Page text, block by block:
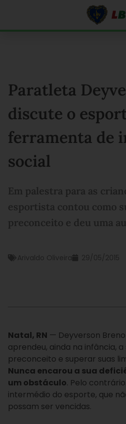
Paratleta
discute o
ferramenta de
social
Em palestra para as
esportista contou como
preconceito e deu uma
Arivaldo Oliveira 29/05/2015
Natal, RN — Deyverson Breno
aprendeu, ainda na infância, a
preconceito e superar suas
Nunca encarou a sua
um obstáculo. Pelo
intermédio do esporte, que
possam ser vencidas.